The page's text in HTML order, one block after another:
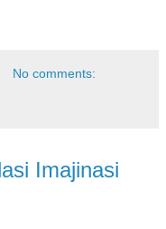
No comments:
Imajinasi